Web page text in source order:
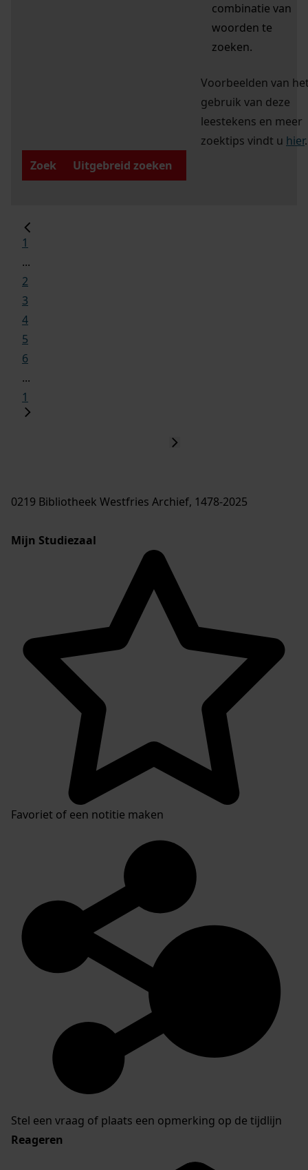
combinatie van
woorden te
zoeken.
Voorbeelden van
gebruik van deze
leestekens en meer
zoektips vindt u hier.
Zoek
Uitgebreid zoeken
1
...
2
3
4
5
6
...
1
0219 Bibliotheek Westfries Archief, 1478-2025
Mijn Studiezaal
Favoriet of een notitie maken
Stel een vraag of plaats een opmerking op de tijdlijn
Reageren